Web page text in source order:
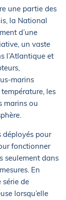
une partie des
la National
d’une
un vaste
l’Atlantique et
marins
les
marins ou
déployés pour
fonctionner
seulement dans
En
de
lorsqu’elle